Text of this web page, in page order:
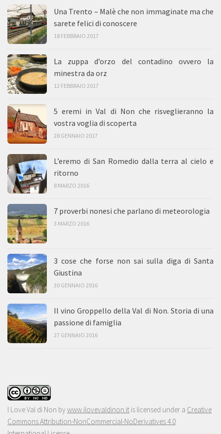
Una Trento – Malè che non immaginate ma che
sarete felici di conoscere
18 FEBBRAIO 2017
La zuppa d’orzo del contadino ovvero la
minestra da orz
12 FEBBRAIO 2017
5 eremi in Val di Non che risveglieranno la
vostra voglia di scoperta
28 GENNAIO 2017
L’eremo di San Romedio dalla terra al cielo e
ritorno
8 MARZO 2016
7 proverbi nonesi che parlano di meteorologia
3 MARZO 2016
3 cose che forse non sai sulla diga di Santa
Giustina
30 GENNAIO 2016
Il vino Groppello della Val di Non. Storia di una
passione di famiglia
27 GENNAIO 2016
I Love Val di Non bywww.ilovevaldinon.it is licensed under a Creative
Commons Attribution-NonCommercial-NoDerivatives 4.0